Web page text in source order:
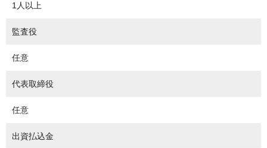
1人以上
監査役
任意
代表取締役
任意
出資払込金